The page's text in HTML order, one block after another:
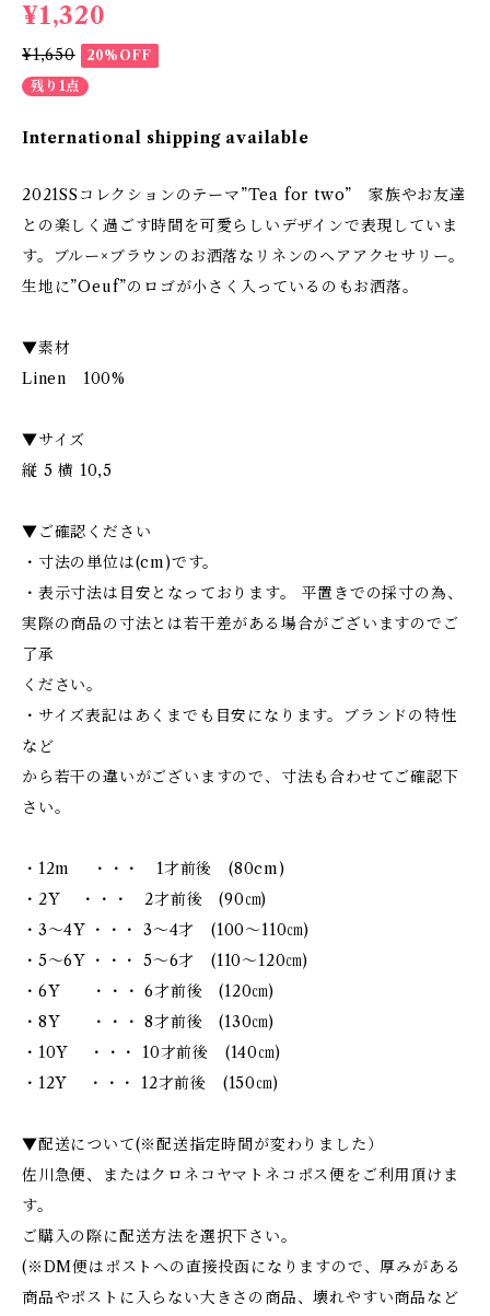
¥1,320
¥1,650
20%OFF
残り1点
International shipping available
2021SSコレクションのテーマ”Tea for two” 家族やお友達
との楽しく過ごす時間を可愛らしいデザインで表現していま
す。ブルー×ブラウンのお洒落なリネンのヘアアクセサリー。
生地に”Oeuf”のロゴが小さく入っているのもお洒落。
▼素材
Linen 100%
▼サイズ
縦 5 横 10,5
▼ご確認ください
・寸法の単位は(cm)です。
・表示寸法は目安となっております。 平置きでの採寸の為、
実際の商品の寸法とは若干差がある場合がございますのでご
了承
ください。
・サイズ表記はあくまでも目安になります。ブランドの特性
など
から若干の違いがございますので、寸法も合わせてご確認下
さい。
・12m ・・・ 1才前後 (80cm)
・2Y ・・・ 2才前後 (90㎝)
・3～4Y ・・・ 3～4才 (100～110㎝)
・5～6Y ・・・ 5～6才 (110～120㎝)
・6Y ・・・ 6才前後 (120㎝)
・8Y ・・・ 8才前後 (130㎝)
・10Y ・・・ 10才前後 (140㎝)
・12Y ・・・ 12才前後 (150㎝)
▼配送について(※配送指定時間が変わりました）
佐川急便、またはクロネコヤマトネコポス便をご利用頂けま
す。
ご購入の際に配送方法を選択下さい。
(※DM便はポストへの直接投函になりますので、厚みがある
商品やポストに入らない大きさの商品、壊れやすい商品など